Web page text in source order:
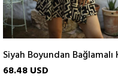
68.48 USD